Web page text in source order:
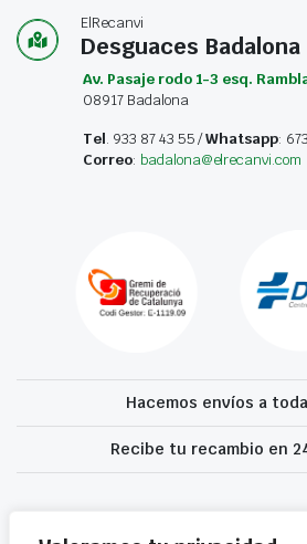
ElRecanvi
Desguaces Badalona
Av. Pasaje rodo 1-3 esq.
08917 Badalona
Tel. 933 87 43 55 /Whatsapp:
Correo: badalona@elrecanvi.com
Hacemos envíos a
Recibe tu recambio en